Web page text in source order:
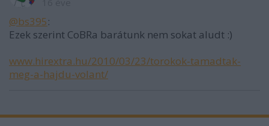
@bs395:
Ezek szerint CoBRa barátunk nem sokat aludt :)
www.hirextra.hu/2010/03/23/torokok-tamadtak-
meg-a-hajdu-volant/